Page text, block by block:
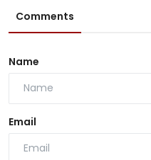
Comments
Name
Email